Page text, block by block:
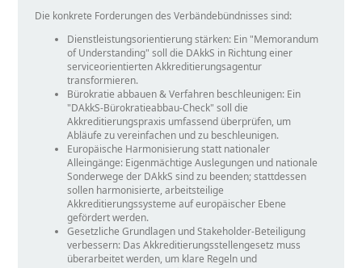
Die konkrete Forderungen des Verbändebündnisses sind:
Dienstleistungsorientierung stärken: Ein Memorandum
of Understanding soll die DAkkS in Richtung einer
serviceorientierten Akkreditierungsagentur
transformieren.
Bürokratie abbauen & Verfahren beschleunigen: Ein
DAkkS-Bürokratieabbau-Check soll die
Akkreditierungspraxis umfassend überprüfen, um
Abläufe zu vereinfachen und zu beschleunigen.
Europäische Harmonisierung statt nationaler
Alleingänge: Eigenmächtige Auslegungen und nationale
Sonderwege der DAkkS sind zu beenden; stattdessen
sollen harmonisierte, arbeitsteilige
Akkreditierungssysteme auf europäischer Ebene
gefördert werden.
Gesetzliche Grundlagen und Stakeholder-Beteiligung
verbessern: Das Akkreditierungsstellengesetz muss
überarbeitet werden, um klare Regeln und